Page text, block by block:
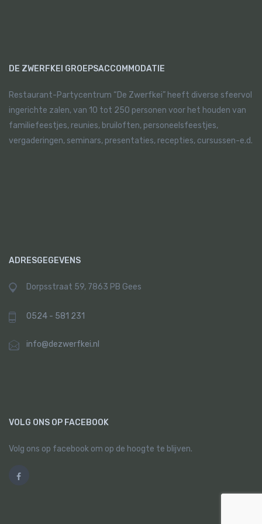
DE ZWERFKEI GROEPSACCOMMODATIE
Restaurant-Partycentrum “De Zwerfkei” heeft diverse sfeervol
ingerichte zalen, van 10 tot 250 personen voor het houden van
familiefeestjes, reunies, bruiloften, personeelsfeestjes,
vergaderingen, seminars, presentaties, recepties, cursussen-e.d.
ADRESGEGEVENS
Dorpsstraat 59, 7863 PB Gees
0524 - 581 231
info@dezwerfkei.nl
VOLG ONS OP FACEBOOK
Volg ons op facebook om op de hoogte te blijven.